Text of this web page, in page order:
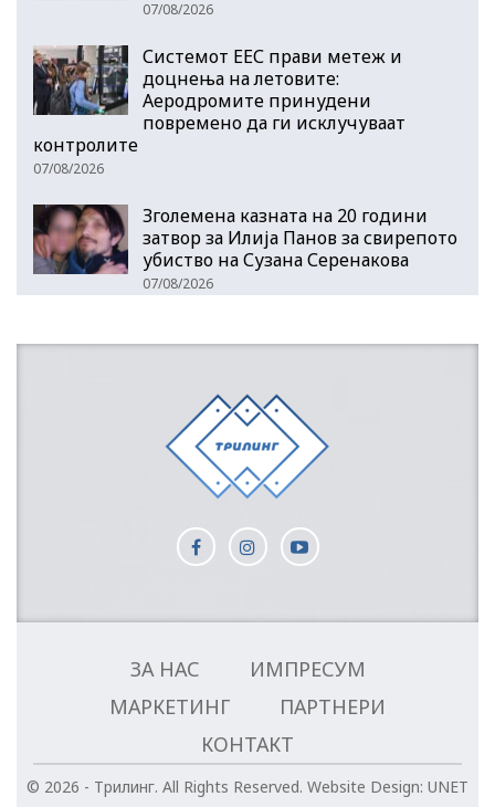
07/08/2026
Системот ЕЕС прави метеж и
доцнења на летовите:
Аеродромите принудени
повремено да ги исклучуваат
контролите
07/08/2026
Зголемена казната на 20 години
затвор за Илија Панов за свирепото
убиство на Сузана Серенакова
07/08/2026
ЗА НАС
ИМПРЕСУМ
МАРКЕТИНГ
ПАРТНЕРИ
КОНТАКТ
© 2026 - Трилинг. All Rights Reserved. Website Design: UNET